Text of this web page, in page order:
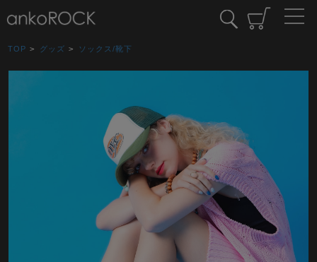
TOP > グッズ > ソックス/靴下